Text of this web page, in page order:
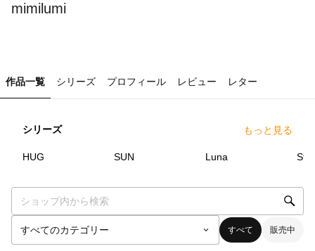
mimilumi
作品一覧 シリーズ プロフィール レビュー レター
シリーズ もっと見る
HUG SUN Luna
すべて 販売中